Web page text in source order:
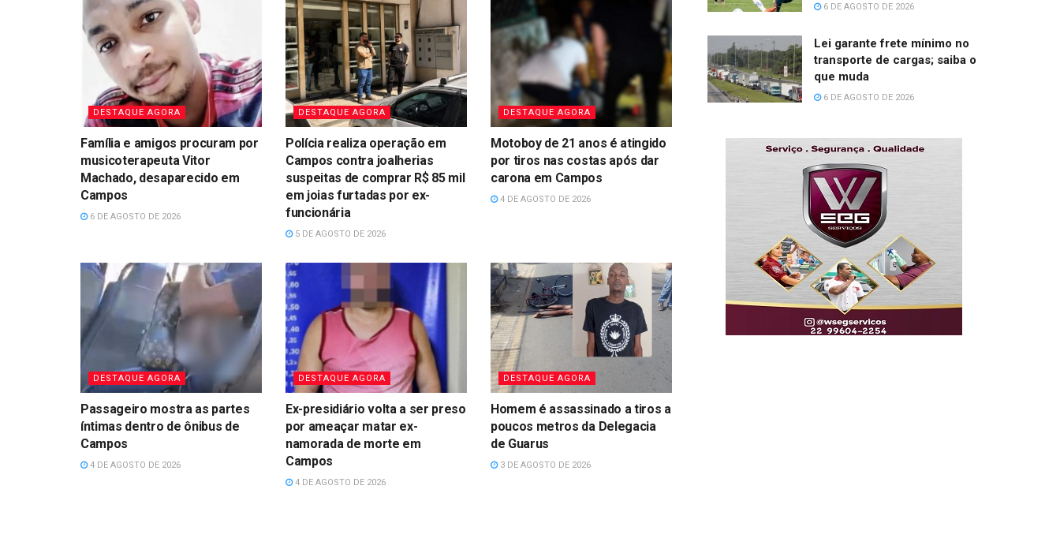
DESTAQUE AGORA
Família e amigos procuram por
musicoterapeuta Vitor
Machado, desaparecido em
Campos
6 DE AGOSTO DE 2026
DESTAQUE AGORA
Polícia realiza operação em
Campos contra joalherias
suspeitas de comprar R$ 85 mil
em joias furtadas por ex-
funcionária
5 DE AGOSTO DE 2026
DESTAQUE AGORA
Motoboy de 21 anos é atingido
por tiros nas costas após dar
carona em Campos
4 DE AGOSTO DE 2026
DESTAQUE AGORA
Passageiro mostra as partes
íntimas dentro de ônibus de
Campos
4 DE AGOSTO DE 2026
DESTAQUE AGORA
Ex-presidiário volta a ser preso
por ameaçar matar ex-
namorada de morte em
Campos
4 DE AGOSTO DE 2026
DESTAQUE AGORA
Homem é assassinado a tiros a
poucos metros da Delegacia
de Guarus
3 DE AGOSTO DE 2026
6 DE AGOSTO DE 2026
Lei garante frete mínimo no
transporte de cargas; saiba o
que muda
6 DE AGOSTO DE 2026